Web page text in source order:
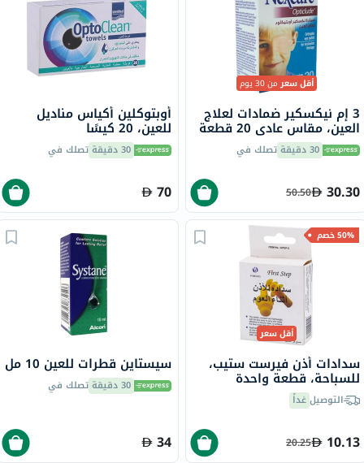
أقل سعرمن 30 يوم
3 إم نيكسكير ضمادات لعلاج
العين، مقاس عادي 20 قطعة
1539 30 دقيقة تصلك في
30.30
50.50
أوبتوكلين أكياس مناديل
للعين، 20 كيسًا
30 دقيقة تصلك في
70
50% خصم
أقل سعر
سدادات أذن فيرست ستيب،
للسباحة، قطعة واحدة
التوصيلغداً
10.13
20.25
سيستاين قطرات للعين 10 مل
30 دقيقة تصلك في
34